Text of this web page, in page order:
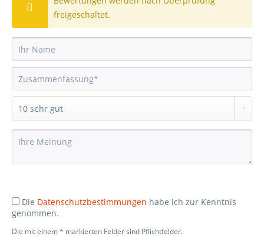
freigeschaltet.
Die Datenschutzbestimmungen habe ich zur Kenntnis
genommen.
Die mit einem * markierten Felder sind Pflichtfelder.